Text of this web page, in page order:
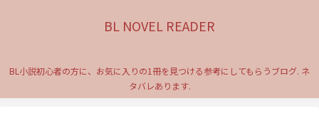
BL NOVEL READER
BL小説初心者の方に、お気に入りの1冊を見つける参考にしてもらうブログ. ネ
タバレあります.